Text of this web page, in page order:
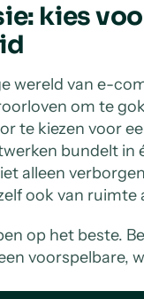
kies
wereld van e-
om te
te kiezen voor
bundelt in
alleen
ook van ruimte
op het beste.
voorspelbare,